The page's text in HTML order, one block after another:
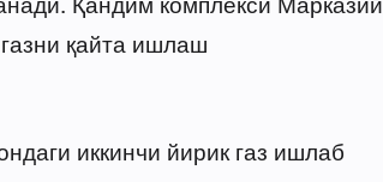
қайта ишлаш
иккинчи йирик газ ишлаб